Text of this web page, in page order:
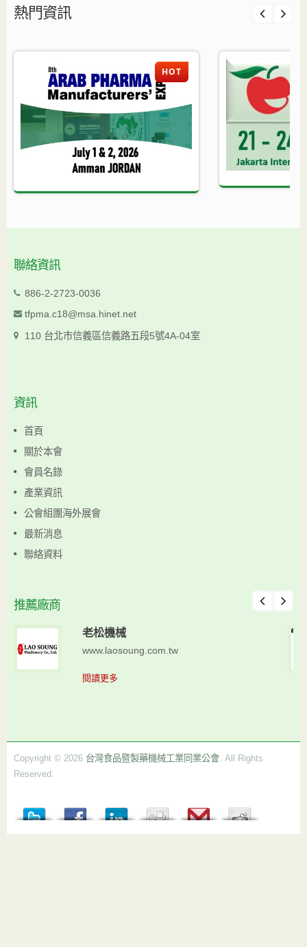
熱門資訊
HOT
聯絡資訊
886-2-2723-0036
tfpma.c18@msa.hinet.net
110 台北市信義區信義路五段5號4A-04室
資訊
首頁
關於本會
會員名錄
產業資訊
公會組團海外展會
最新消息
聯絡資料
推薦廠商
老松機械
www.laosoung.com.tw
閱讀更多
Copyright © 2026 台灣食品暨製藥機械工業同業公會 . All Rights
Reserved.